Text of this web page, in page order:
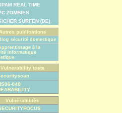
REAL TIME
ZOMBIES
SURFEN (DE)
Autres publications
sécurité domestique
à la
informatique
Vulnerability tests
040
Vulnérabilités